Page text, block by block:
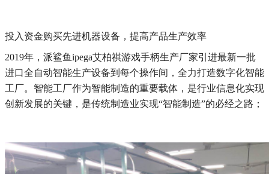
投入资金购买先进机器设备，提高产品生产效率
2019年，派鲨鱼ipega艾柏祺游戏手柄生产厂家引进最新一批
进口全自动智能生产设备到每个操作间，全力打造数字化智能
工厂。智能工厂作为智能制造的重要载体，是行业信息化实现
创新发展的关键，是传统制造业实现“智能制造”的必经之路；